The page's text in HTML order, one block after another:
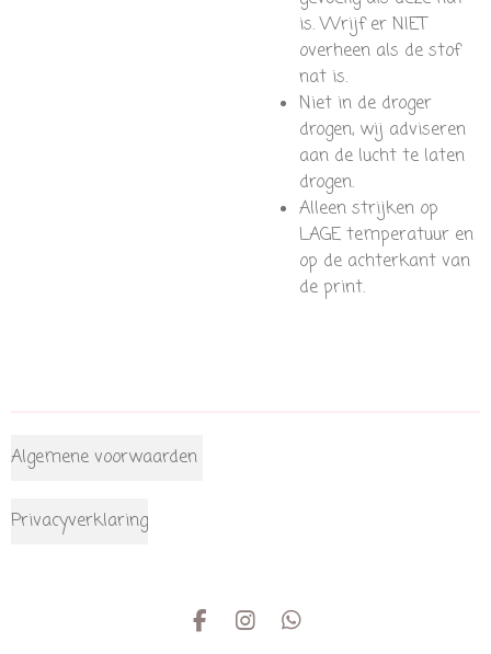
is. Wrijf er NIET
overheen als de stof
nat is.
Niet in de droger
drogen, wij adviseren
aan de lucht te laten
drogen.
Alleen strijken op
LAGE temperatuur en
op de achterkant van
de print.
Algemene voorwaarden
Privacyverklaring
F I W